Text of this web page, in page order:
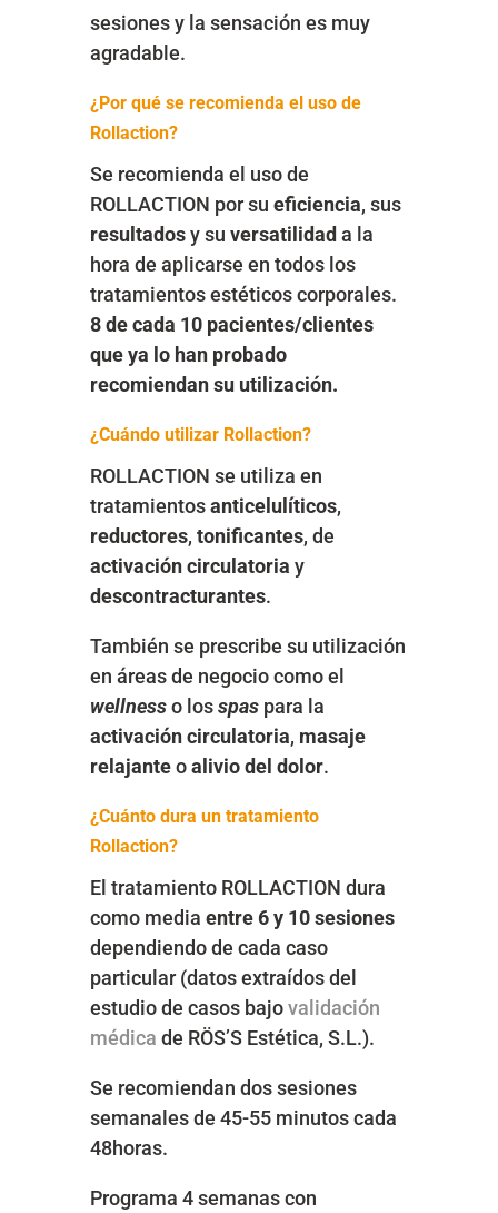
sesiones y la sensación es muy
agradable.
¿Por qué se recomienda el uso de
Rollaction?
Se recomienda el uso de
ROLLACTION por su eficiencia, sus
resultadosy su versatilidada la
hora de aplicarse en todos los
tratamientos estéticos corporales.
8 de cada 10 pacientes/clientes
que ya lo han probado
recomiendan su utilización.
¿Cuándo utilizar Rollaction?
ROLLACTION se utiliza en
tratamientosanticelulíticos,
reductores, tonificantes, de
activación circulatoria y
descontracturantes.
También se prescribe su utilización
en áreas de negocio como el
wellnesso losspaspara la
activación circulatoria, masaje
relajanteoalivio del dolor.
¿Cuánto dura un tratamiento
Rollaction?
El tratamiento ROLLACTION dura
como media entre 6 y 10 sesiones
dependiendo de cada caso
particular (datos extraídos del
estudio de casos bajovalidación
médica de RÖS’S Estética, S.L.).
Se recomiendan dos sesiones
semanales de 45-55 minutos cada
48horas.
Programa 4 semanas con